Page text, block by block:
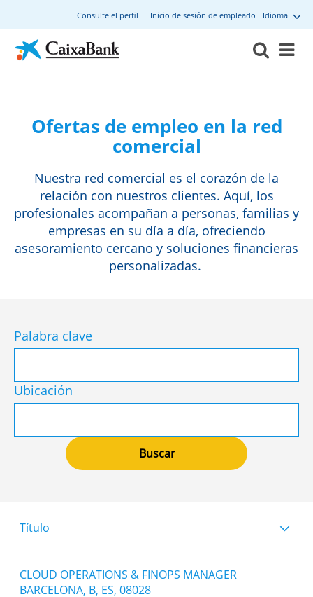
Idioma
Consulte el perfil Inicio de sesión de empleado
Ofertas de empleo en la red
comercial
Nuestra red comercial es el corazón de la
relación con nuestros clientes. Aquí, los
profesionales acompañan a personas, familias y
empresas en su día a día, ofreciendo
asesoramiento cercano y soluciones financieras
personalizadas.
Palabra clave
Ubicación
Título
CLOUD OPERATIONS & FINOPS MANAGER
BARCELONA, B, ES, 08028